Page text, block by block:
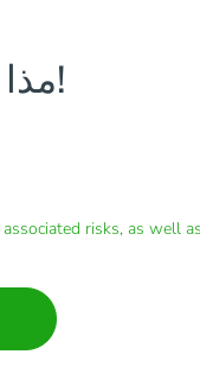
مذا افاتجام ?ٍر كتن?ر!
associated risks, as well